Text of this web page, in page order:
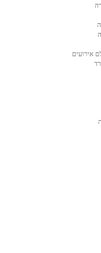
אירועים